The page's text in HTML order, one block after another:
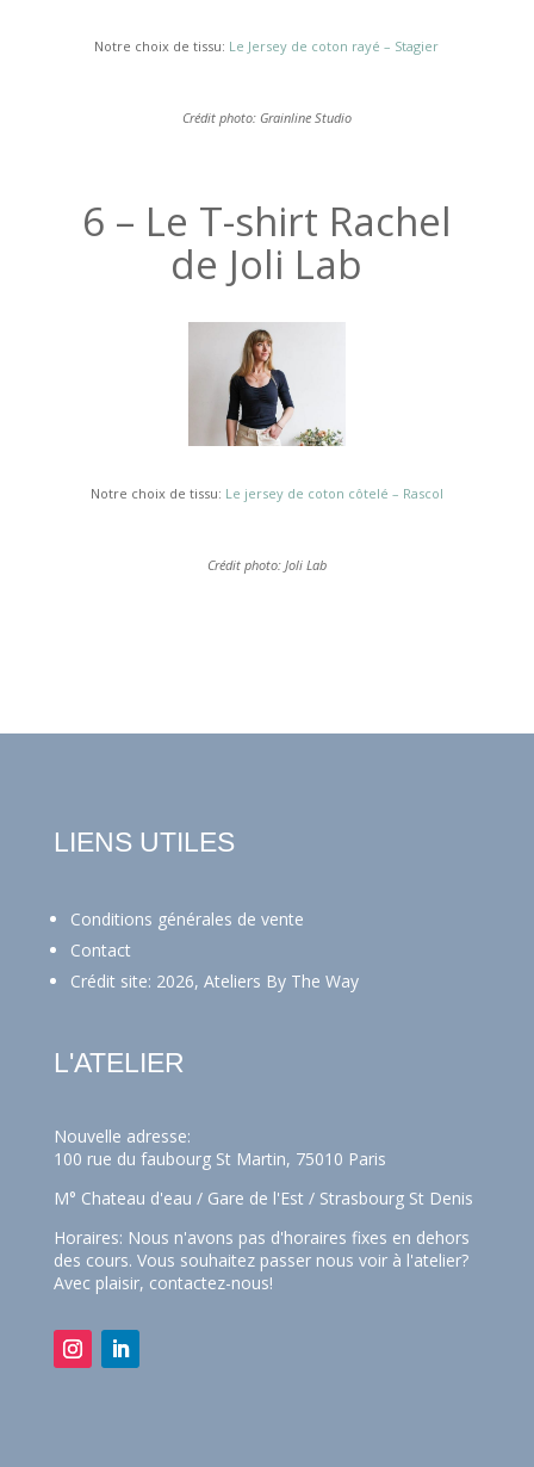
Notre choix de tissu: Le Jersey de coton rayé – Stagier
Crédit photo: Grainline Studio
6 – Le T-shirt Rachel
de Joli Lab
Notre choix de tissu: Le jersey de coton côtelé – Rascol
Crédit photo: Joli Lab
LIENS UTILES
Conditions générales de vente
Contact
Crédit site: 2026, Ateliers By The Way
L'ATELIER
Nouvelle adresse:
100 rue du faubourg St Martin, 75010 Paris
M° Chateau d'eau / Gare de l'Est / Strasbourg St Denis
Horaires: Nous n'avons pas d'horaires fixes en dehors
des cours. Vous souhaitez passer nous voir à l'atelier?
Avec plaisir, contactez-nous!